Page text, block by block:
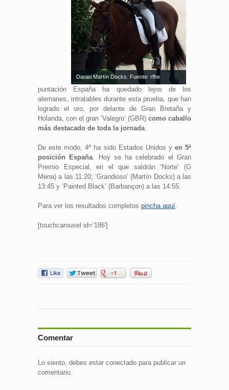
Daniel Martín Docks. Fuente: rfhe
puntación España ha quedado lejos de los
alemanes, intratables durante esta prueba, que han
logrado el oro, por delante de Gran Bretaña y
Holanda, con el gran ‘Valegro’ (GBR) como caballo
más destacado de toda la jornada.
De este modo, 4ª ha sido Estados Unidos y en 5ª
posición España. Hoy se ha celebrado el Gran
Premio Especial, en el que saldrán ‘Norte’ (G
Mena) a las 11:20; ‘Grandioso’ (Martín Docks) a las
13:45 y ‘Painted Black’ (Barbançon) a las 14:55.
Para ver los resultados completos pincha aquí.
[touchcarousel id=’186′]
Comentar
Lo siento, debes estar conectado para publicar un
comentario.